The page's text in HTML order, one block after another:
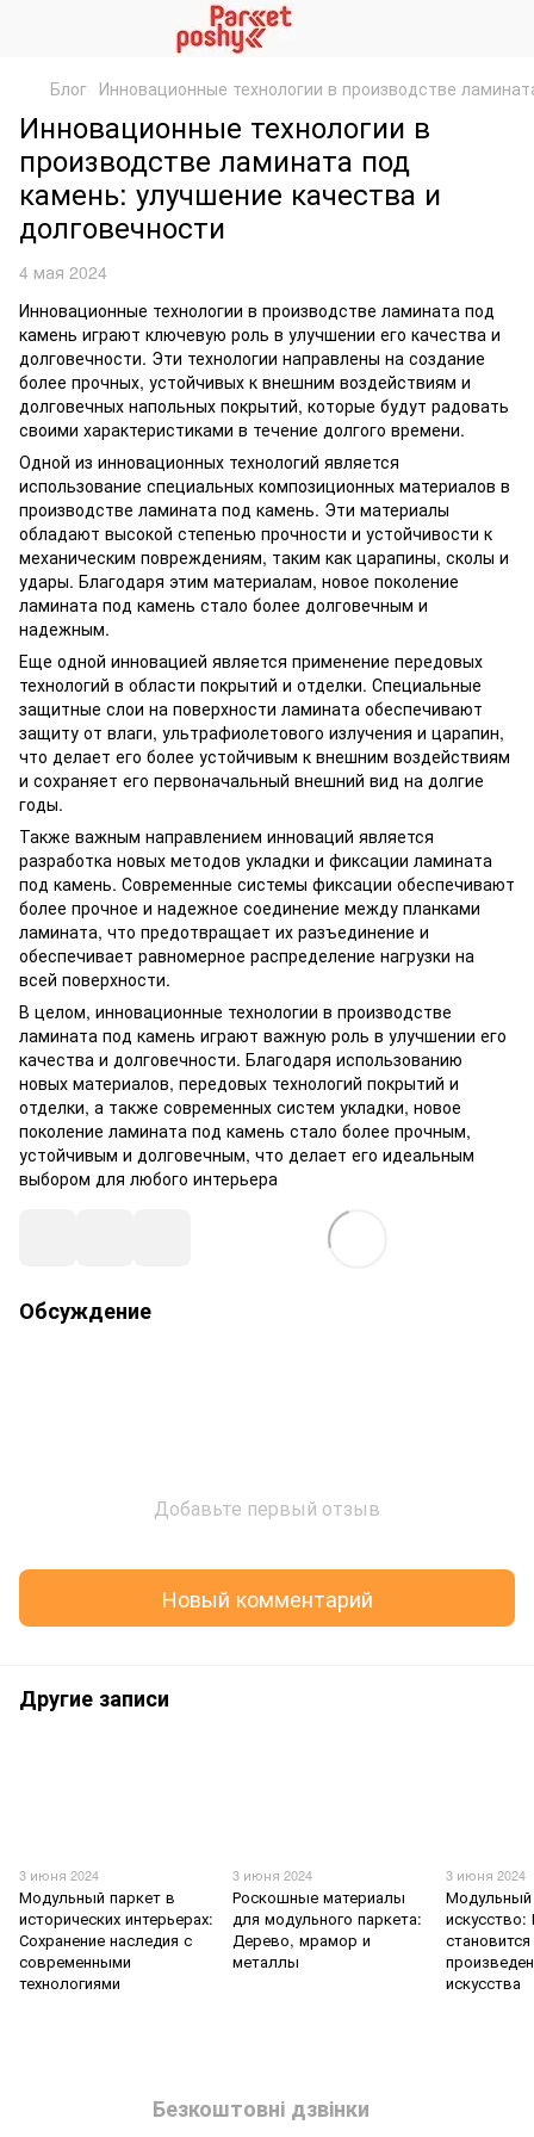
Блог Инновационные технологии в производстве
Инновационные технологии в
производстве ламината под
камень: улучшение качества и
долговечности
4 мая 2024
Инновационные технологии в производстве ламината под
камень играют ключевую роль в улучшении его качества и
долговечности. Эти технологии направлены на создание
более прочных, устойчивых к внешним воздействиям и
долговечных напольных покрытий, которые будут радовать
своими характеристиками в течение долгого времени.
Одной из инновационных технологий является
использование специальных композиционных материалов в
производстве ламината под камень. Эти материалы
обладают высокой степенью прочности и устойчивости к
механическим повреждениям, таким как царапины, сколы и
удары. Благодаря этим материалам, новое поколение
ламината под камень стало более долговечным и
надежным.
Еще одной инновацией является применение передовых
технологий в области покрытий и отделки. Специальные
защитные слои на поверхности ламината обеспечивают
защиту от влаги, ультрафиолетового излучения и царапин,
что делает его более устойчивым к внешним воздействиям
и сохраняет его первоначальный внешний вид на долгие
годы.
Также важным направлением инноваций является
разработка новых методов укладки и фиксации ламината
под камень. Современные системы фиксации обеспечивают
более прочное и надежное соединение между планками
ламината, что предотвращает их разъединение и
обеспечивает равномерное распределение нагрузки на
всей поверхности.
В целом, инновационные технологии в производстве
ламината под камень играют важную роль в улучшении его
качества и долговечности. Благодаря использованию
новых материалов, передовых технологий покрытий и
отделки, а также современных систем укладки, новое
поколение ламината под камень стало более прочным,
устойчивым и долговечным, что делает его идеальным
выбором для любого интерьера
Обсуждение
Добавьте первый отзыв
Новый комментарий
Другие записи
3 июня 2024
Модульный паркет в
исторических интерьерах:
Сохранение наследия с
современными
технологиями
3 июня 2024
Роскошные материалы
для модульного паркета:
Дерево, мрамор и
металлы
3 июня 2024
Модульный
становится
искусства
Безкоштовні дзвінки